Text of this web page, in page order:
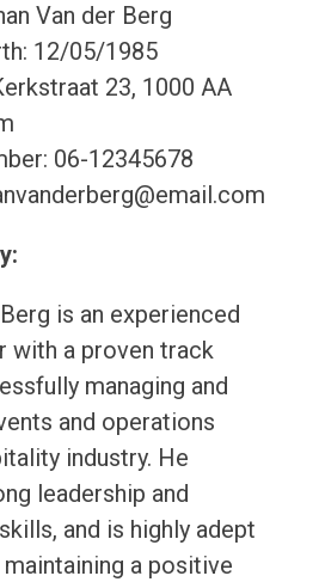
Van der Berg
12/05/1985
23, 1000 AA
06-12345678
is an experienced
with a proven track
managing and
and operations
industry. He
leadership and
and is highly adept
a positive